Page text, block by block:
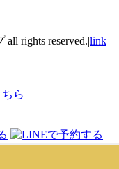
rights reserved.|link